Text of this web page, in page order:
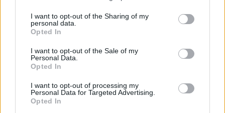
I want to opt-out of the Sharing of my
personal data.
Opted In
I want to opt-out of the Sale of my
Personal Data.
Opted In
I want to opt-out of processing my
Personal Data for Targeted Advertising.
Opted In